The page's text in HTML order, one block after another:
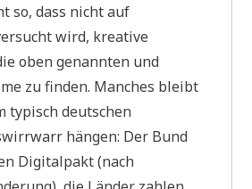
so, dass nicht auf
wird, kreative
oben genannten und
zu finden. Manches bleibt
typisch deutschen
hängen: Der Bund
Digitalpakt (nach